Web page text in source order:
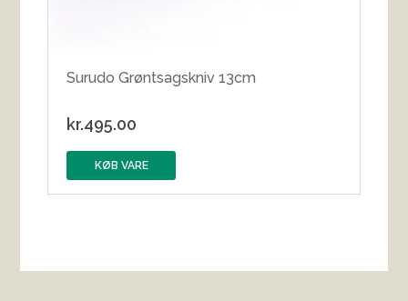
Surudo Grøntsagskniv 13cm
kr.495.00
KØB VARE